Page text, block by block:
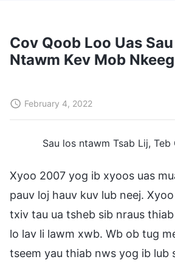
Cov Qoob Loo Uas
Ntawm Kev Mob Nkeeg
February 4, 2022
Sau los ntawm Tsab Lij, Teb
Xyoo 2007 yog ib xyoos uas
pauv loj hauv kuv lub neej.
txiv tau ua tsheb sib nraus
lo lav li lawm xwb. Wb ob tug
tseem yau thiab nws yog ib lub